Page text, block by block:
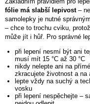
fólie má slabší lepivost–
samolepky je nutné
– chce to trochu cviku,
může jít i hůř. Pro správné
při lepení nesmí být ani
musí mít 15 °C až 30 °C
nikdy nelepte ani na
zkracujete životnost a na
lepte vždy na suchý a
vosku
při lepení nespěchejte –